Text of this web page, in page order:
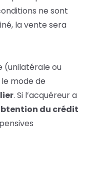
ne sont
la vente sera
(unilatérale ou
mode de
. Si l’acquéreura
du crédit